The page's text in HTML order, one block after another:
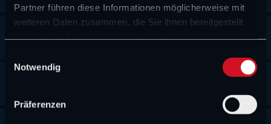
Partner führen diese Informationen möglicherweise mit
weiteren Daten zusammen, die Sie ihnen bereitgestellt
Notwendig
Präferenzen
Pierre Gasly
+2.096 49
Nico Hülkenberg